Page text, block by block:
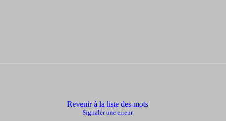
Revenir à la liste des mots
Signaler une erreur